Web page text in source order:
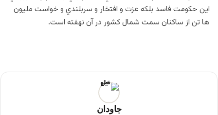
اين حكومت فاسد بلكه عزت و افتخار و سربلندي و خواست مليون
ها تن از ساكنان سمت شمال كشور در آن نهفته است.
جاودان